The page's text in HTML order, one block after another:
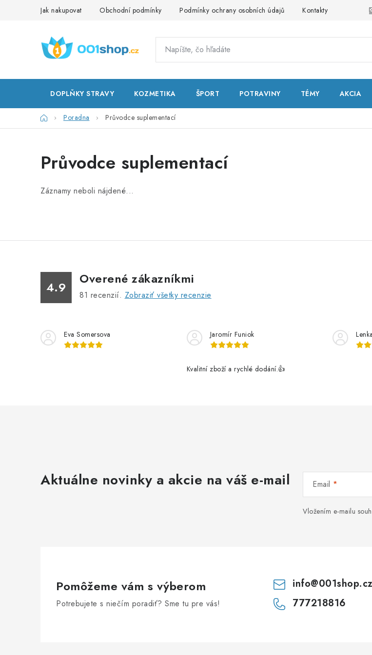
Jak nakupovat Obchodní podmínky Podmínky ochrany osobních údajů Kontakty Natural
DOPLŇKY STRAVY KOZMETIKA ŠPORT POTRAVINY TÉMY AKCIA
DomovPoradna Průvodce suplementací
Průvodce suplementací
Záznamy neboli nájdené...
4.9
Overené zákazníkmi
81 recenzií. Zobraziť všetky recenzie
Eva Somersova Jaromír Funiok
Kvalitní zboží a rychlé dodání.👍
Aktuálne novinky a akcie na váš e-mail Email
Vložením e-mailu
Pomôžeme vám s výberom
Potrebujete s niečím poradiť? Sme tu pre vás!
info@001shop.cz
777218816